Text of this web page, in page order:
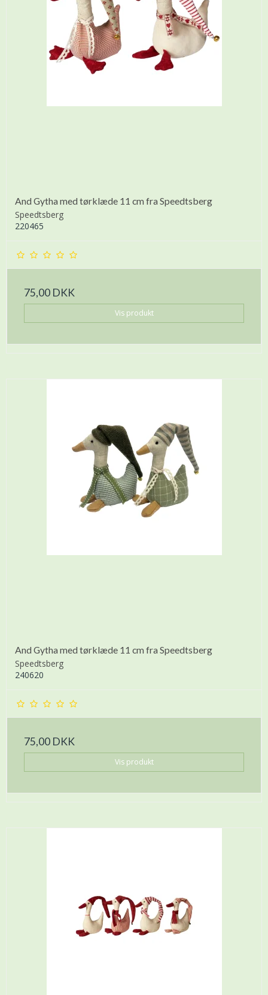
And Gytha med tørklæde 11 cm fra Speedtsberg
Speedtsberg
220465
75,00 DKK
Vis produkt
And Gytha med tørklæde 11 cm fra Speedtsberg
Speedtsberg
240620
75,00 DKK
Vis produkt